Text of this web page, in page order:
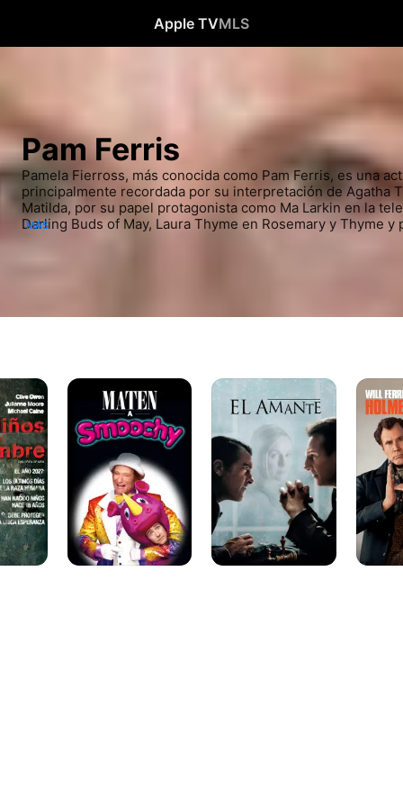
Apple TVMLS
Pam Ferris
Pamela Fierross, más conocida como Pam Ferris, es una
principalmente recordada por su interpretación de Agatha
Matilda, por su papel protagonista como Ma Larkin en la
Darling Buds of May, Laura Thyme en Rosemary y Thyme
MÁS
Death
Smoochy
El
Amante
Holmes